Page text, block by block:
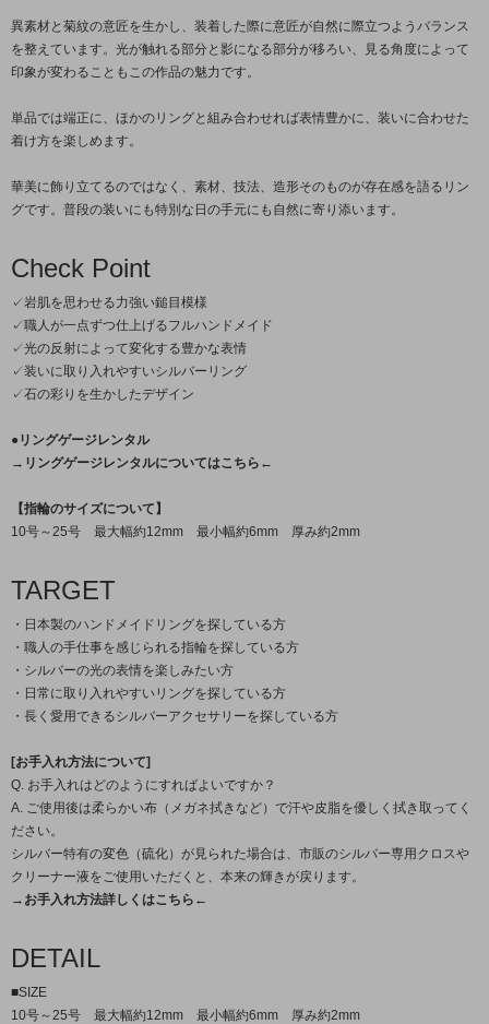
異素材と菊紋の意匠を生かし、装着した際に意匠が自然に際立つようバランス
を整えています。光が触れる部分と影になる部分が移ろい、見る角度によって
印象が変わることもこの作品の魅力です。
単品では端正に、ほかのリングと組み合わせれば表情豊かに、装いに合わせた
着け方を楽しめます。
華美に飾り立てるのではなく、素材、技法、造形そのものが存在感を語るリン
グです。普段の装いにも特別な日の手元にも自然に寄り添います。
Check Point
✓岩肌を思わせる力強い鎚目模様
✓職人が一点ずつ仕上げるフルハンドメイド
✓光の反射によって変化する豊かな表情
✓装いに取り入れやすいシルバーリング
✓石の彩りを生かしたデザイン
●リングゲージレンタル
→リングゲージレンタルについてはこちら←
【指輪のサイズについて】
10号～25号 最大幅約12mm 最小幅約6mm 厚み約2mm
TARGET
・日本製のハンドメイドリングを探している方
・職人の手仕事を感じられる指輪を探している方
・シルバーの光の表情を楽しみたい方
・日常に取り入れやすいリングを探している方
・長く愛用できるシルバーアクセサリーを探している方
[お手入れ方法について]
Q. お手入れはどのようにすればよいですか？
A. ご使用後は柔らかい布（メガネ拭きなど）で汗や皮脂を優しく拭き取ってく
ださい。
シルバー特有の変色（硫化）が見られた場合は、市販のシルバー専用クロスや
クリーナー液をご使用いただくと、本来の輝きが戻ります。
→お手入れ方法詳しくはこちら←
DETAIL
■SIZE
10号～25号 最大幅約12mm 最小幅約6mm 厚み約2mm